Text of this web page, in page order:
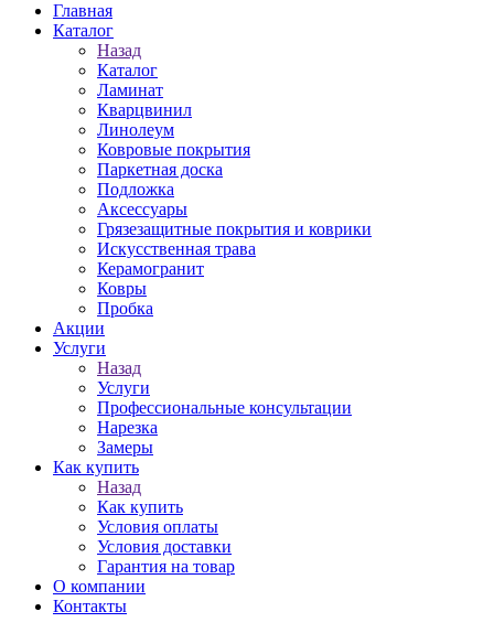
Главная
Каталог
Назад
Каталог
Ламинат
Кварцвинил
Линолеум
Ковровые покрытия
Паркетная доска
Подложка
Аксессуары
Грязезащитные покрытия и коврики
Искусственная трава
Керамогранит
Ковры
Пробка
Акции
Услуги
Назад
Услуги
Профессиональные консультации
Нарезка
Замеры
Как купить
Назад
Как купить
Условия оплаты
Условия доставки
Гарантия на товар
О компании
Контакты